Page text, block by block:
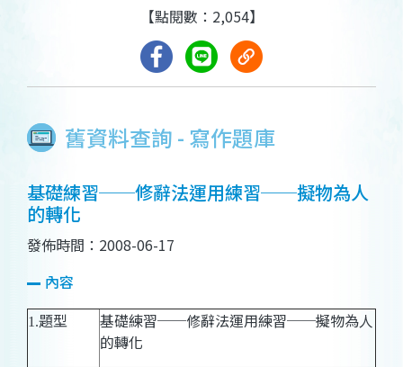
舊資料查詢 - 寫作題庫
【點閱數：2,054】
基礎練習──修辭法運用練習──擬物為人
的轉化
發佈時間：2008-06-17
內容
1.題型
基礎練習──修辭法運用練習──擬物為人
的轉化